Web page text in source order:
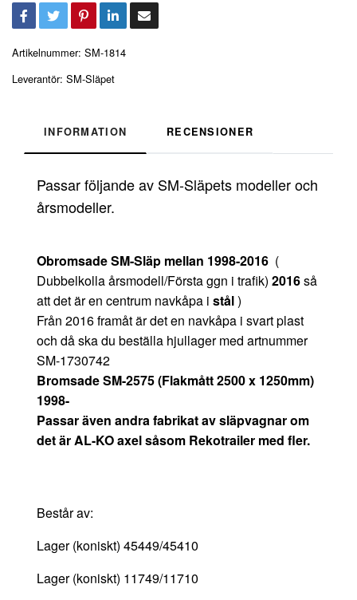
Artikelnummer: SM-1814
Leverantör: SM-Släpet
INFORMATION RECENSIONER
Passar följande av SM-Släpets modeller och
årsmodeller.
Obromsade SM-Släp mellan 1998-2016 (
Dubbelkolla årsmodell/Första ggn i trafik) 2016så
att det är en centrum navkåpa i stål)
Från 2016 framåt är det en navkåpa i svart plast
och då ska du beställa hjullager med artnummer
SM-1730742
Bromsade SM-2575 (Flakmått 2500 x 1250mm)
1998-
Passar även andra fabrikat av släpvagnar om
det är AL-KO axel såsom Rekotrailer med fler.
Består av:
Lager (koniskt) 45449/45410
Lager (koniskt) 11749/11710